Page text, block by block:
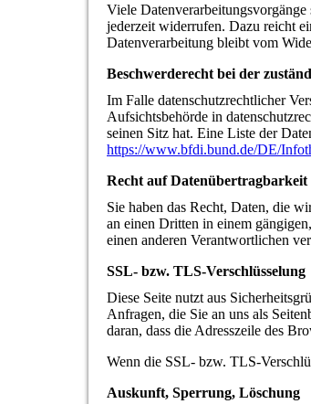
Viele
jederzeit widerrufen. Dazu reicht
Datenverarbeitung bleibt vom
Beschwerderecht bei der
Im Falle datenschutzrechtlicher
Aufsichtsbehörde in
seinen Sitz hat. Eine Liste der
https://www.bfdi.bund.de/DE/
Recht auf Datenübertragbarkeit
Sie haben das Recht, Daten, die
an einen Dritten in einem
einen anderen Verantwortlichen
SSL- bzw. TLS-Verschlüsselung
Diese Seite nutzt aus
Anfragen, die Sie an uns als
daran, dass die Adresszeile des
Wenn die SSL- bzw. TLS-
Auskunft, Sperrung, Löschung